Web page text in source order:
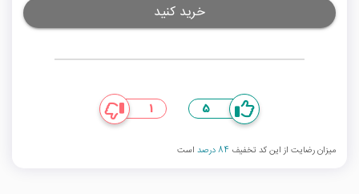
خرید کنید
5
1
میزان رضایت از این کد تخفیف 84 درصد است